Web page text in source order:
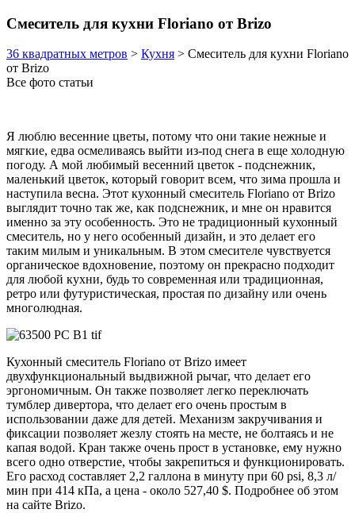
Смеситель для кухни Floriano от Brizo
36 квадратных метров > Кухня > Смеситель для кухни Floriano
от Brizo
Все фото статьи
Я люблю весенние цветы, потому что они такие нежные и
мягкие, едва осмеливаясь выйти из-под снега в еще холодную
погоду. А мой любимый весенний цветок - подснежник,
маленький цветок, который говорит всем, что зима прошла и
наступила весна. Этот кухонный смеситель Floriano от Brizo
выглядит точно так же, как подснежник, и мне он нравится
именно за эту особенность. Это не традиционный кухонный
смеситель, но у него особенный дизайн, и это делает его
таким милым и уникальным. В этом смесителе чувствуется
органическое вдохновение, поэтому он прекрасно подходит
для любой кухни, будь то современная или традиционная,
ретро или футуристическая, простая по дизайну или очень
многолюдная.
Кухонный смеситель Floriano от Brizo имеет
двухфункциональный выдвижной рычаг, что делает его
эргономичным. Он также позволяет легко переключать
тумблер дивертора, что делает его очень простым в
использовании даже для детей. Механизм закручивания и
фиксации позволяет жезлу стоять на месте, не болтаясь и не
капая водой. Кран также очень прост в установке, ему нужно
всего одно отверстие, чтобы закрепиться и функционировать.
Его расход составляет 2,2 галлона в минуту при 60 psi, 8,3 л/
мин при 414 кПа, а цена - около 527,40 $. Подробнее об этом
на сайте Brizo.